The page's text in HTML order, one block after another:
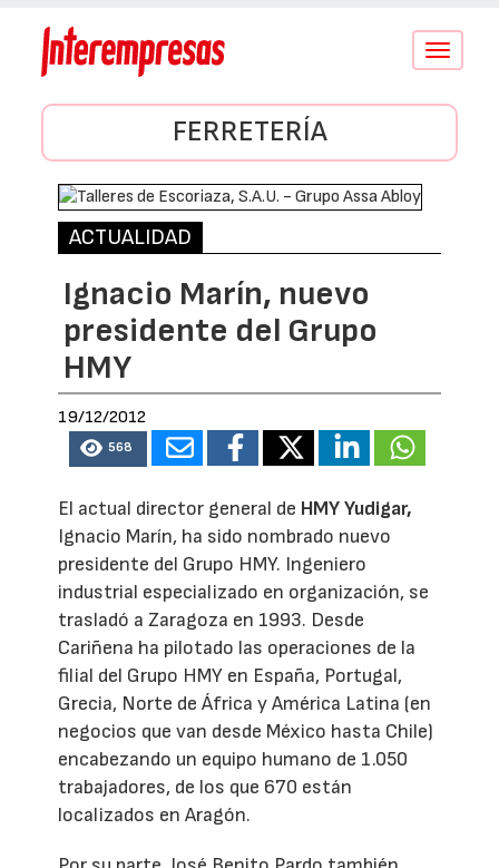
Conmutar
FERRETERÍA
ACTUALIDAD
Ignacio Marín, nuevo
presidente del Grupo
HMY
19/12/2012
568
El actual director general de HMY Yudigar,
Ignacio Marín, ha sido nombrado nuevo
presidente del Grupo HMY. Ingeniero
industrial especializado en organización, se
trasladó a Zaragoza en 1993. Desde
Cariñena ha pilotado las operaciones de la
filial del Grupo HMY en España, Portugal,
Grecia, Norte de África y América Latina (en
negocios que van desde México hasta Chile)
encabezando un equipo humano de 1.050
trabajadores, de los que 670 están
localizados en Aragón.